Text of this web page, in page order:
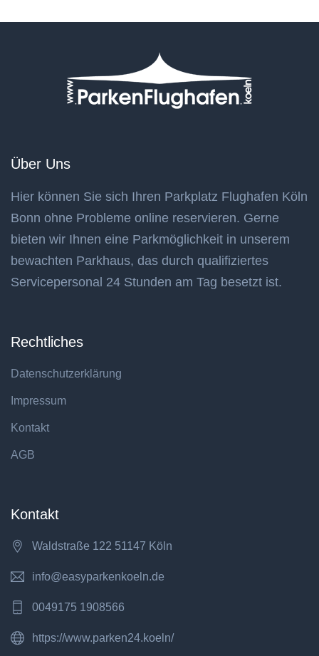
Über Uns
Hier können Sie sich Ihren Parkplatz Flughafen Köln
Bonn ohne Probleme online reservieren. Gerne
bieten wir Ihnen eine Parkmöglichkeit in unserem
bewachten Parkhaus, das durch qualifiziertes
Servicepersonal 24 Stunden am Tag besetzt ist.
Rechtliches
Datenschutzerklärung
Impressum
Kontakt
AGB
Kontakt
Waldstraße 122 51147 Köln
info@easyparkenkoeln.de
0049175 1908566
https://www.parken24.koeln/